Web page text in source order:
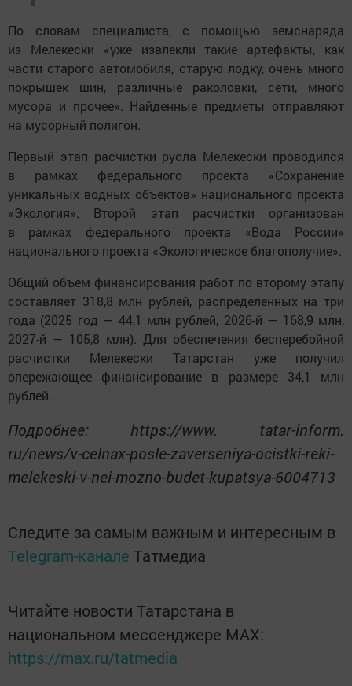
По словам специалиста, с помощью земснаряда
из Мелекески «уже извлекли такие артефакты, как
части старого автомобиля, старую лодку, очень много
покрышек шин, различные раколовки, сети, много
мусора и прочее». Найденные предметы отправляют
на мусорный полигон.
Первый этап расчистки русла Мелекески проводился
в рамках федерального проекта «Сохранение
уникальных водных объектов» национального проекта
«Экология». Второй этап расчистки организован
в рамках федерального проекта «Вода России»
национального проекта «Экологическое благополучие».
Общий объем финансирования работ по второму этапу
составляет 318,8 млн рублей, распределенных на три
года (2025 год — 44,1 млн рублей, 2026-й — 168,9 млн,
2027-й — 105,8 млн). Для обеспечения бесперебойной
расчистки Мелекески Татарстан уже получил
опережающее финансирование в размере 34,1 млн
рублей.
Подробнее: https://www. tatar-inform.
ru/news/v-celnax-posle-zaverseniya-ocistki-reki-
melekeski-v-nei-mozno-budet-kupatsya-6004713
Следите за самым важным и интересным в
Telegram-канале Татмедиа
Читайте новости Татарстана в
национальном мессенджере MАХ:
https://max.ru/tatmedia